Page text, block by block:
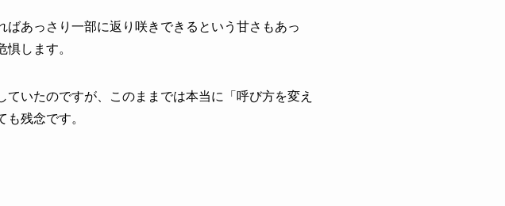
あっさり一部に返り咲きできるという甘さもあっ
します。
いたのですが、このままでは本当に「呼び方を変え
残念です。